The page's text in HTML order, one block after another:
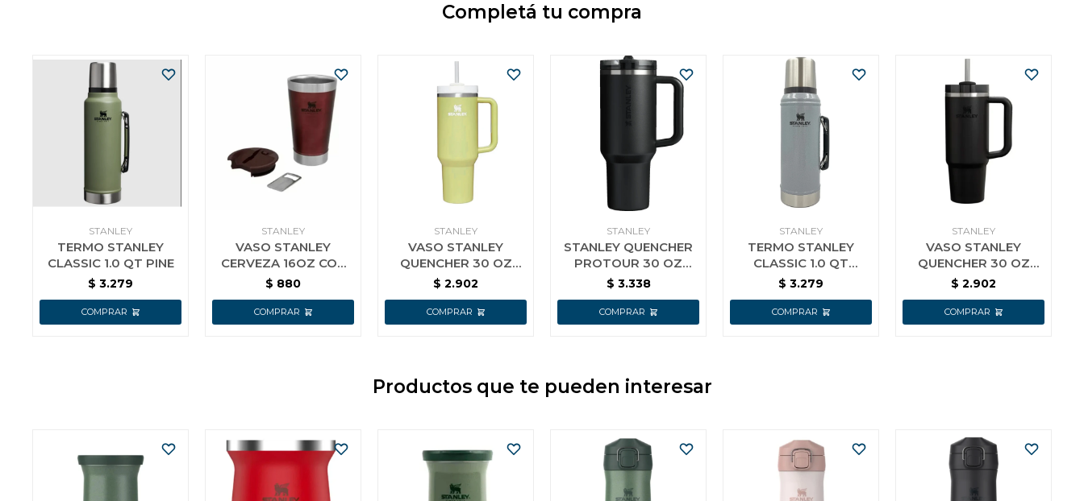
Completá tu compra
STANLEY
TERMO STANLEY
CLASSIC 1.0 QT PINE
$ 3.279
STANLEY
VASO STANLEY
CERVEZA 16OZ CON
DESTAPADOR
027
$ 880
STANLEY
VASO STANLEY
QUENCHER 30 OZ
(0.88 L) POMELO
$ 2.902
STANLEY
STANLEY QUENCHER
PROTOUR 30 OZ
NEGRO
$ 3.338
STANLEY
TERMO STANLEY
CLASSIC 1.0 QT
H.SILVER
$ 3.279
STANLEY
VASO STANLEY
QUENCHER 30 OZ
(0.88 L) FLOW BLACK
$ 2.902
Productos que te pueden interesar